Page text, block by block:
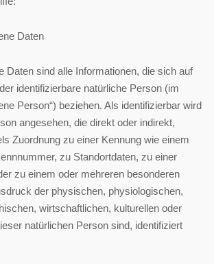
Daten
Daten sind alle Informationen, die sich auf
identifizierbare natürliche Person (im
Person“) beziehen. Als identifizierbar wird
angesehen, die direkt oder indirekt,
Zuordnung zu einer Kennung wie einem
zu Standortdaten, zu einer
zu einem oder mehreren besonderen
der physischen, physiologischen,
wirtschaftlichen, kulturellen oder
natürlichen Person sind, identifiziert